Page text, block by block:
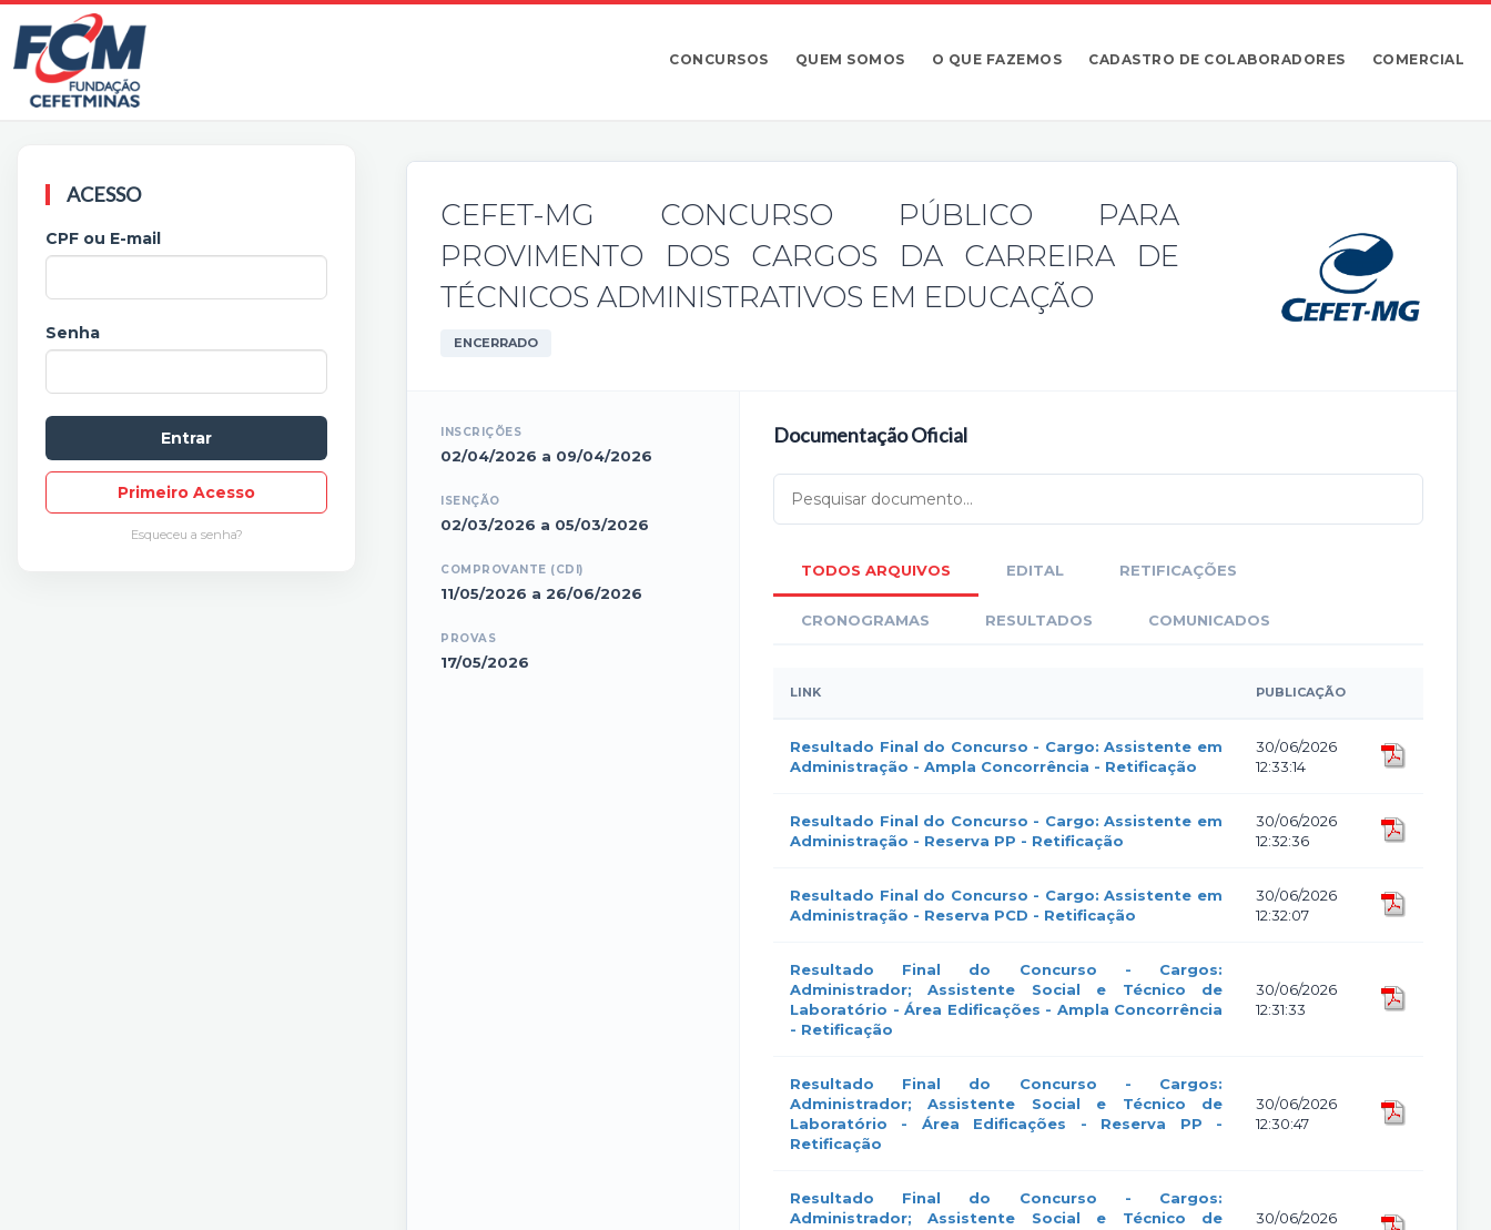
CONCURSOS QUEM SOMOS O QUE FAZEMOS CADASTRO DE COLABORADORES COMERCIAL
ACESSO
CPF ou E-mail
Senha
Primeiro Acesso
Esqueceu a senha?
CEFET-MG CONCURSO PÚBLICO PARA
PROVIMENTO DOS CARGOS DA CARREIRA DE
TÉCNICOS ADMINISTRATIVOS EM EDUCAÇÃO
ENCERRADO
INSCRIÇÕES
02/04/2026 a 09/04/2026
ISENÇÃO
02/03/2026 a 05/03/2026
COMPROVANTE (CDI)
11/05/2026 a 26/06/2026
PROVAS
17/05/2026
Documentação Oficial
TODOS ARQUIVOS EDITAL RETIFICAÇÕES
CRONOGRAMAS RESULTADOS COMUNICADOS
LINK PUBLICAÇÃO
Resultado Final do Concurso - Cargo: Assistente em
Administração - Ampla Concorrência - Retificação
30/06/2026
12:33:14
Resultado Final do Concurso - Cargo: Assistente em
Administração - Reserva PP - Retificação
30/06/2026
12:32:36
Resultado Final do Concurso - Cargo: Assistente em
Administração - Reserva PCD - Retificação
30/06/2026
12:32:07
Resultado Final do Concurso - Cargos:
Administrador; Assistente Social e Técnico de
Laboratório - Área Edificações - Ampla Concorrência
- Retificação
30/06/2026
12:31:33
Resultado Final do Concurso - Cargos:
Administrador; Assistente Social e Técnico de
Laboratório - Área Edificações - Reserva PP -
Retificação
30/06/2026
12:30:47
Resultado Final do Concurso - Cargos:
Administrador; Assistente Social e Técnico de
30/06/2026